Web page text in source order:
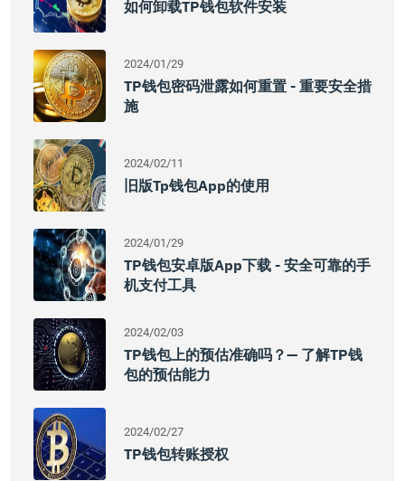
如何卸载TP钱包软件安装
2024/01/29
TP钱包密码泄露如何重置 - 重要安全措
施
2024/02/11
旧版tp钱包app的使用
2024/01/29
TP钱包安卓版app下载 - 安全可靠的手
机支付工具
2024/02/03
TP钱包上的预估准确吗？— 了解TP钱
包的预估能力
2024/02/27
TP钱包转账授权